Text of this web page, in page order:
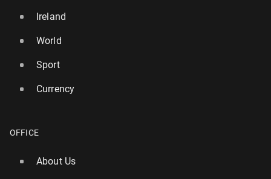
Ireland
World
Sport
Currency
OFFICE
About Us